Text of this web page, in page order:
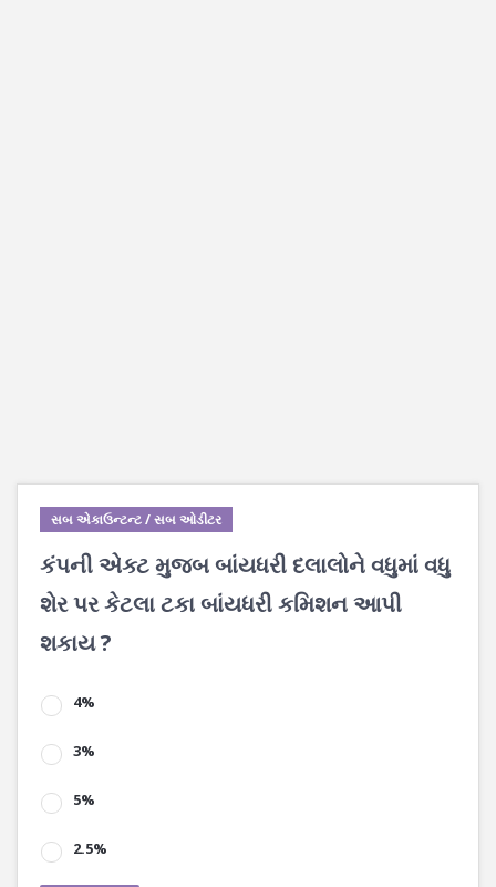
સબ એકાઉન્ટન્ટ / સબ ઓડીટર
કંપની એક્ટ મુજબ બાંયધરી દલાલોને વધુમાં વધુ
શેર પર કેટલા ટકા બાંયધરી કમિશન આપી
શકાય ?
4%
3%
5%
2.5%